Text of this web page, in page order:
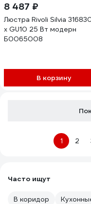
8 487 ₽
Люстра Rivoli Silvia
х GU10 25 Вт модерн
Б0065008
В корзину
1 2
Часто ищут
В коридор